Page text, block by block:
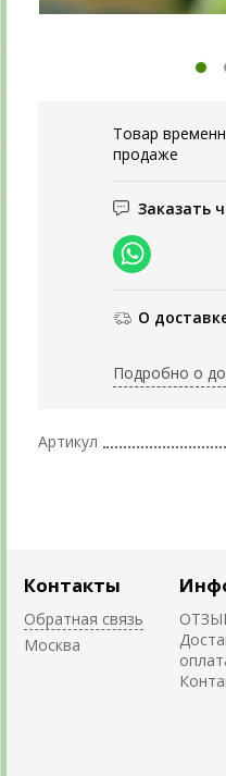
Товар
продаже
Заказать
О
Подробно о
Артикул
Контакты
Обратная связь
Москва